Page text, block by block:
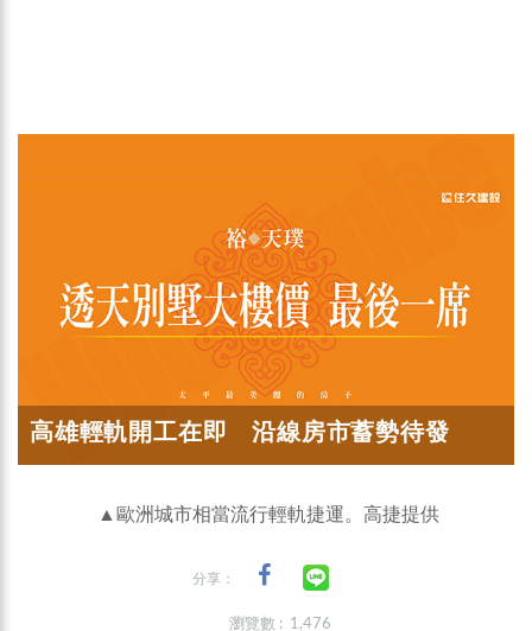
高雄輕軌開工在即 沿線房市蓄勢待發
▲歐洲城市相當流行輕軌捷運。高捷提供
分享：
瀏覽數 : 1,476